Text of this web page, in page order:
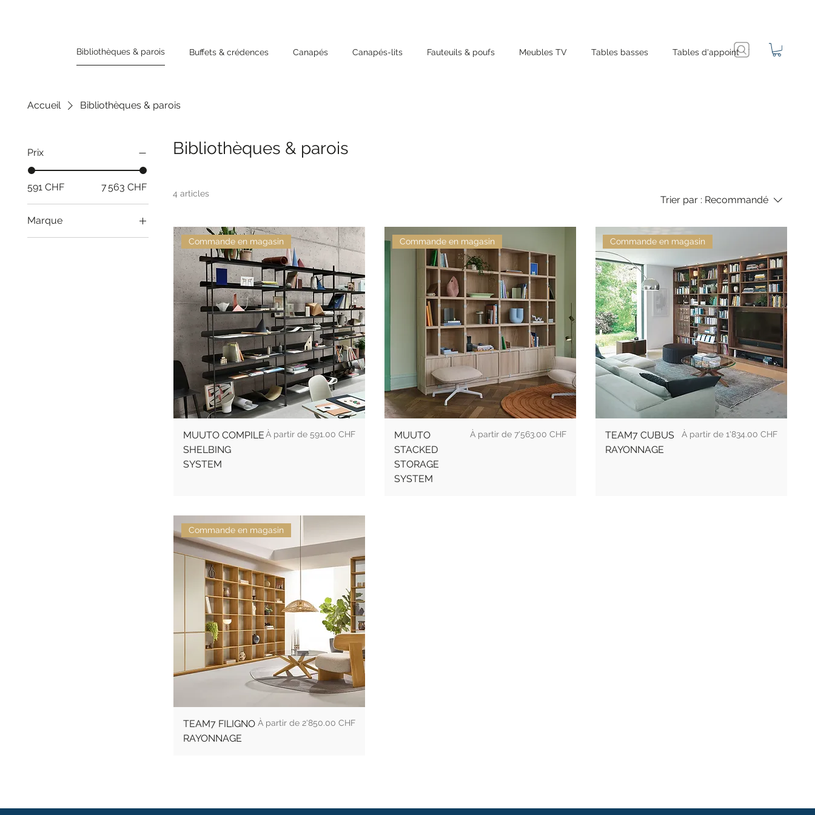
Bibliothèques & parois Buffets & crédences Canapés Canapés-lits Fauteuils & poufs Meubles TV Tables basses Tables d'appoint
Accueil Bibliothèques & parois
Prix
591 CHF 7 563 CHF
Marque
Bibliothèques & parois
4 articles
Trier par : Recommandé
Commande en magasin
MUUTO COMPILE
SHELBING
SYSTEM
Prix 591.00 CHF
Commande en magasin
MUUTO
STACKED
STORAGE
SYSTEM
Prix 7'563.00 CHF
Commande en magasin
TEAM7 CUBUS
RAYONNAGE
Prix 1'834.00 CHF
Commande en magasin
TEAM7 FILIGNO
RAYONNAGE
Prix 2'850.00 CHF